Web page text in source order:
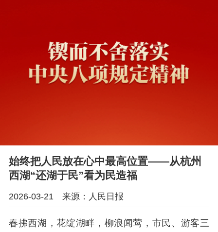
始终把人民放在心中最高位置——从杭州
西湖“还湖于民”看为民造福
2026-03-21 来源：人民日报
春拂西湖，花绽湖畔，柳浪闻莺，市民、游客三